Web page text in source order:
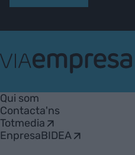
Empresa
Qui som
Contacta'ns
Totmedia
EnpresaBIDEA